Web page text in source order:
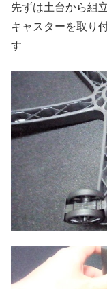
先ずは土台から組
キャスターを取り
す